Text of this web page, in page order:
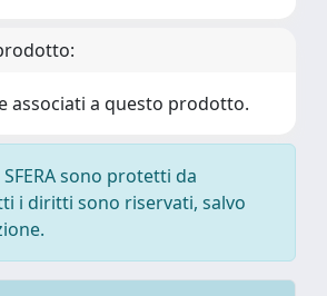
associati a questo prodotto.
sono protetti da
i diritti sono riservati, salvo